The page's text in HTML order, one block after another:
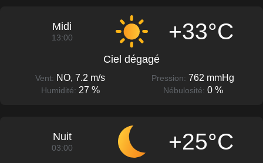
Midi
13:00 +33°C
Ciel dégagé
Vent: NO, 7.2 m/s Pression: 762 mmHg
Humidité: 27 % Nébulosité: 0 %
Nuit
03:00 +25°C